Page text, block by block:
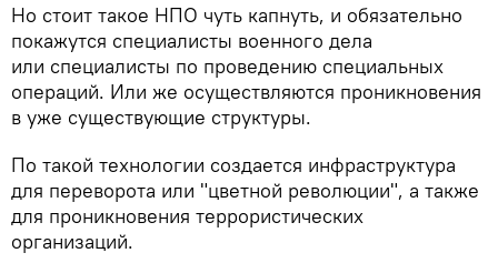
Но стоит такое НПО чуть капнуть, и обязательно
покажутся специалисты военного дела
или специалисты по проведению специальных
операций. Или же осуществляются проникновения
в уже существующие структуры.
По такой технологии создается инфраструктура
для переворота или "цветной революции", а также
для проникновения террористических
организаций.